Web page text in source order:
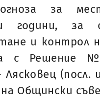
за
години, за
и
с Решение №
(посл.
на Общински